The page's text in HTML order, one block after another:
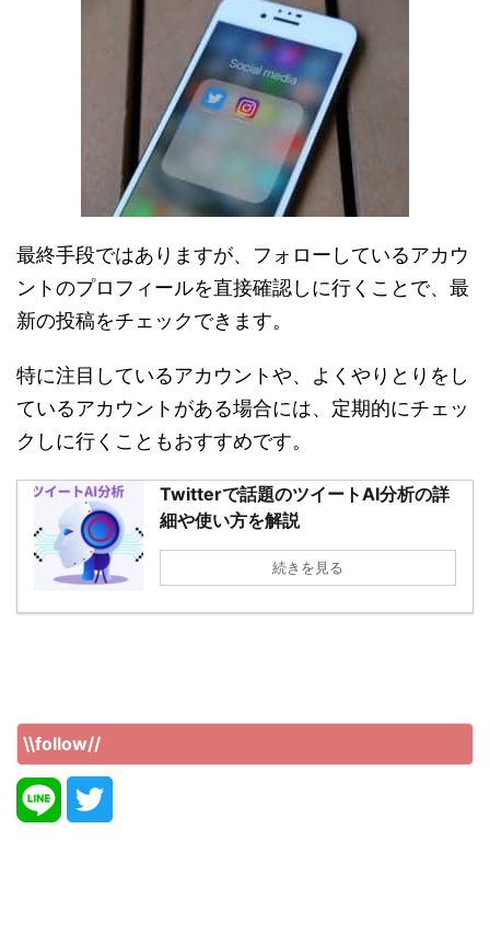
最終手段ではありますが、フォローしているアカウ
ントのプロフィールを直接確認しに行くことで、最
新の投稿をチェックできます。
特に注目しているアカウントや、よくやりとりをし
ているアカウントがある場合には、定期的にチェッ
クしに行くこともおすすめです。
Twitterで話題のツイートAI分析の詳
細や使い方を解説
続きを見る
\\follow//